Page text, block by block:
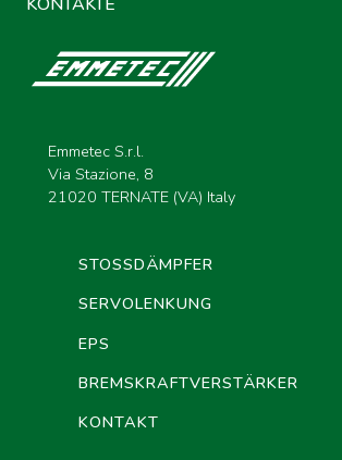
Emmetec S.r.l.
Via Stazione, 8
21020 TERNATE (VA) Italy
STOSSDÄMPFER
SERVOLENKUNG
EPS
BREMSKRAFTVERSTÄRKER
KONTAKT